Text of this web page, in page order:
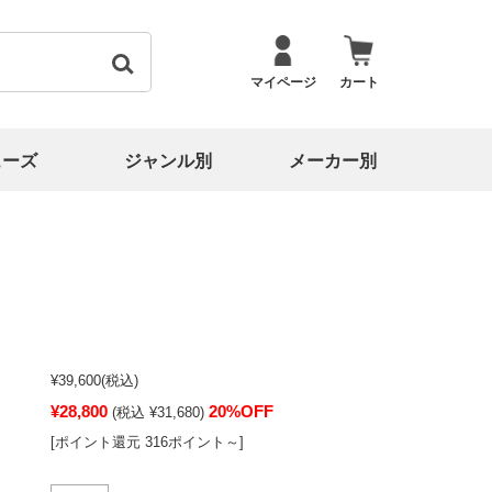
マイページ カート
ズ ジャンル別 メーカー別
¥39,600(税込)
¥28,800 (税込 ¥31,680) 20%OFF
[ポイント還元 316ポイント～]